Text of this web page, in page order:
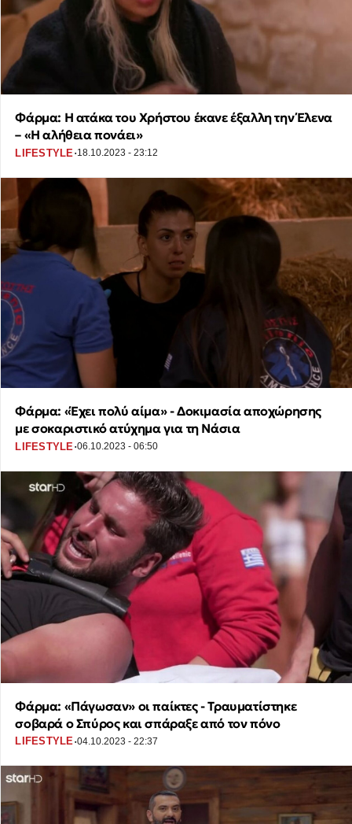
Φάρμα: Η ατάκα του Χρήστου έκανε έξαλλη την Έλενα
– «Η αλήθεια πονάει»
LIFESTYLE ·18.10.2023 - 23:12
Φάρμα: «Έχει πολύ αίμα» - Δοκιμασία αποχώρησης
με σοκαριστικό ατύχημα για τη Νάσια
LIFESTYLE ·06.10.2023 - 06:50
Φάρμα: «Πάγωσαν» οι παίκτες - Τραυματίστηκε
σοβαρά ο Σπύρος και σπάραξε από τον πόνο
LIFESTYLE·04.10.2023 - 22:37